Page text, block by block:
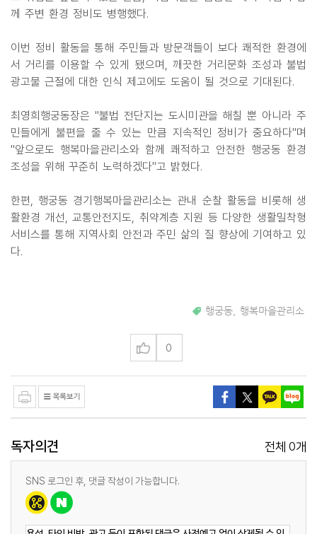
께 주변 환경 정비도 병행했다.
이번 정비 활동을 통해 주민들과 방문객들이 보다 쾌적한 환경에
서 거리를 이용할 수 있게 됐으며, 깨끗한 거리문화 조성과 불법
광고물 근절에 대한 인식 제고에도 도움이 될 것으로 기대된다.
최영희행궁동장은 "불법 전단지는 도시미관을 해칠 뿐 아니라 주
민들에게 불편을 줄 수 있는 만큼 지속적인 정비가 중요하다"며
"앞으로도 행복마을관리소와 함께 쾌적하고 안전한 행궁동 환경
조성을 위해 꾸준히 노력하겠다"고 밝혔다.
한편, 행궁동 경기행복마을관리소는 관내 순찰 활동을 비롯해 생
활환경 개선, 교통안전지도, 취약계층 지원 등 다양한 생활밀착형
서비스를 통해 지역사회 안전과 주민 삶의 질 향상에 기여하고 있
다.
행궁동 행복마을관리소
0
독자의견 전체 0개
SNS 로그인 후, 댓글 작성이 가능합니다.